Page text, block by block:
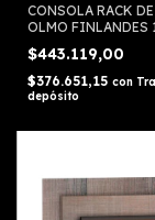
CONSOLA RACK
OLMO FINLANDES
$443.119,00
$376.651,15 con
depósito